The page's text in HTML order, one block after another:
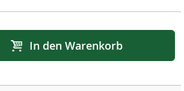
In den Warenkorb